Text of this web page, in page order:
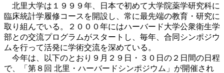
北里大学は１９９９年、日本で初めて大学院薬学研究科に
臨床統計学履修コースを開設し、常に最先端の教育・研究に
取り組んでいる。２０００年にはハーバード大学公衆衛生学
部との交流プログラムがスタートし、毎年、合同シンポジウ
ムを行って活発に学術交流を深めている。
今年は、以下のとおり９月２９日・３０日の２日間の日程
で、「第８回 北里・ハーバードシンポジウム」が開催され